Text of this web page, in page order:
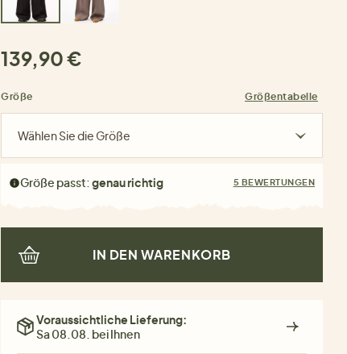
139,90 €
Größe Größentabelle
Wählen Sie die Größe
Größe passt:genau richtig 5 BEWERTUNGEN
IN DEN WARENKORB
Voraussichtliche Lieferung:
Sa 08.08. bei Ihnen